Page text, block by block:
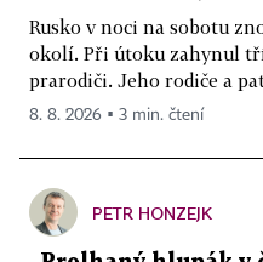
Rusko v noci na sobotu
okolí. Při útoku zahynul
prarodiči. Jeho rodiče a
8. 8. 2026 ▪ 3 min. čtení
PETR HONZEJK